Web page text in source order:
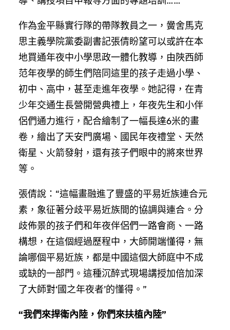
作為金平縣實行隊的帶隊教員之一，黌舍馬克
思主義學院黨委副書記張倩盼望可以或許在本
地買通年夜中小學思政一體化教導，由陜西師
范年夜學的師生們陪同這里的孩子走過小學、
初中、高中，甚至走進年夜學。她記得，在青
少年交通生長營開營典禮上，年夜先生和小伴
侶們通力進行，配合繪制了一幅長達6米的畫
卷，繪出了天安門廣場、國民年夜禮堂、天然
衛星、火箭發射，還有孩子們眼中的將來世界
等。
張倩說：“這幅畫融進了豐盛的平易近族連合元
素，象征著分歧平易近族間的協調與連合。分
歧佈景的孩子們和年夜伴侶們一路會商、一路
構想，在這個經過歷程中，大師開端懂得，無
論哪個平易近族，都是中國這個大師庭中不成
或缺的一部門。這種沉醉式現場講授加倍加深
了大師對‘國之年夜者’的懂得。”
“我們來捍衛內陸，你們來扶植內陸”